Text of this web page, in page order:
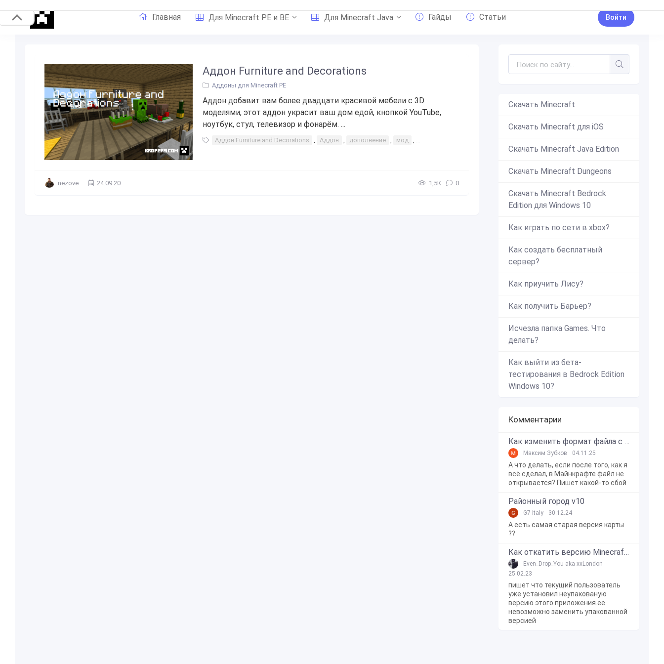
Главная Для Minecraft PE и BE Для Minecraft Java Гайды Статьи Войти
Аддон Furniture and Decorations
Аддоны для Minecraft PE
Аддон добавит вам более двадцати красивой мебели с 3D
моделями, этот аддон украсит ваш дом едой, кнопкой YouTube,
ноутбук, стул, телевизор и фонарём. ...
Аддон Furniture and Decorations , Аддон , дополнение , мод , интересное
nezove 24.09.20 1,5К 0
Скачать Minecraft
Скачать Minecraft для iOS
Скачать Minecraft Java Edition
Скачать Minecraft Dungeons
Скачать Minecraft Bedrock
Edition для Windows 10
Как играть по сети в xbox?
Как создать бесплатный
сервер?
Как приучить Лису?
Как получить Барьер?
Исчезла папка Games. Что
делать?
Как выйти из бета-
тестирования в Bedrock Edition
Windows 10?
Комментарии
Как изменить формат файла с zip в mcworld?
Максим Зубков 04.11.25
А что делать, если после того, как я
всё сделал, в Майнкрафте файл не
открывается? Пишет какой-то сбой
Районный город v10
G7 Italy 30.12.24
А есть самая старая версия карты
??
Как откатить версию Minecraft Bedrock Edition на Windows 10?
Even_Drop_You aka xxLondon
25.02.23
пишет что текущий пользователь
уже установил неупакованую
версию этого приложения.ее
невозможно заменить упакованной
версией